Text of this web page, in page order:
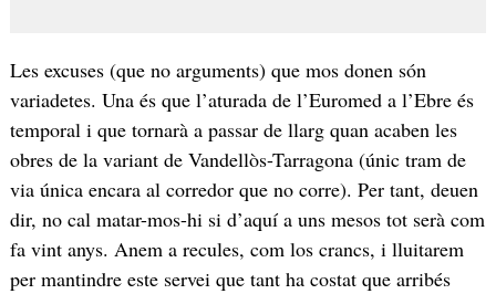
Les excuses (que no arguments) que mos donen són
variadetes. Una és que l’aturada de l’Euromed a l’Ebre és
temporal i que tornarà a passar de llarg quan acaben les
obres de la variant de Vandellòs-Tarragona (únic tram de
via única encara al corredor que no corre). Per tant, deuen
dir, no cal matar-mos-hi si d’aquí a uns mesos tot serà com
fa vint anys. Anem a recules, com los crancs, i lluitarem
per mantindre este servei que tant ha costat que arribés